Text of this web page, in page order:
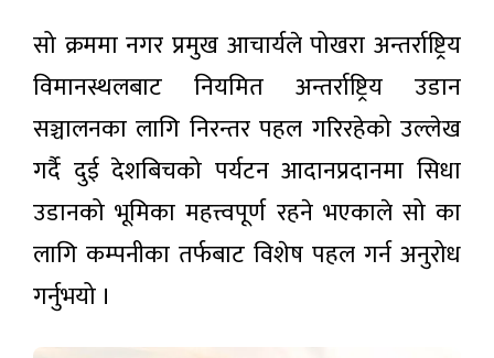
२३ वटा
क्रममा :
सुरुङ
सञ्चालनमा
ल्याइने
नेप्से
४.०५
अंक घटे,
कारोबार
रकम
पनि घटे
अगाडी
सो क्रममा नगर प्रमुख आचार्यले पोखरा अन्तर्राष्ट्रिय
विमानस्थलबाट नियमित अन्तर्राष्ट्रिय उडान
सञ्चालनका लागि निरन्तर पहल गरिरहेको उल्लेख
गर्दै दुई देशबिचको पर्यटन आदानप्रदानमा सिधा
उडानको भूमिका महत्त्वपूर्ण रहने भएकाले सो का
लागि कम्पनीका तर्फबाट विशेष पहल गर्न अनुरोध
गर्नुभयो ।